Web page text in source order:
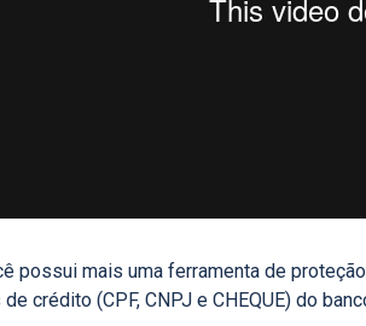
possui mais uma ferramenta de
crédito (CPF, CNPJ e CHEQUE) do